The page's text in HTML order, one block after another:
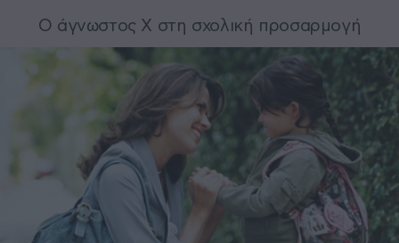
Ο άγνωστος Χ στη σχολική προσαρμογή